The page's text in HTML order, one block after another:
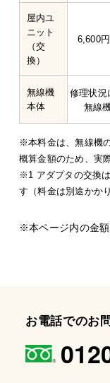
屋内ユ
ニット
（交
換）
6,600円
無線機
本体
修理状況
無線
※本料金は、無線機
概算金額のため、実
※1 アダプタの交換
す（料金は別途かか
※本ページ内の金額
お電話でのお